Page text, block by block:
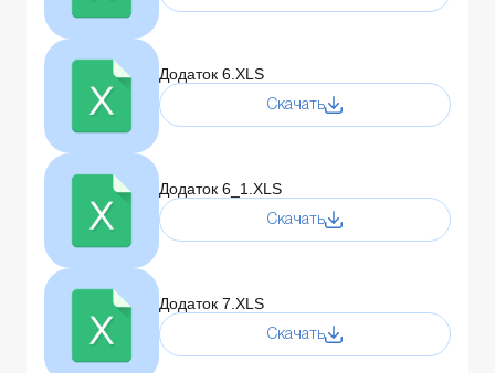
Додаток 6.XLS
Скачать
Додаток 6_1.XLS
Скачать
Додаток 7.XLS
Скачать